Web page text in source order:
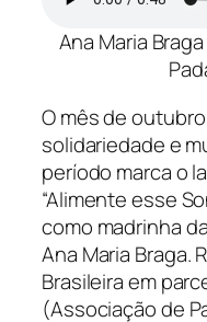
Ana Maria
O mês de
solidariedade e
período marca o
“Alimente esse
como madrinha
Ana Maria Braga.
Brasileira em
(Associação de